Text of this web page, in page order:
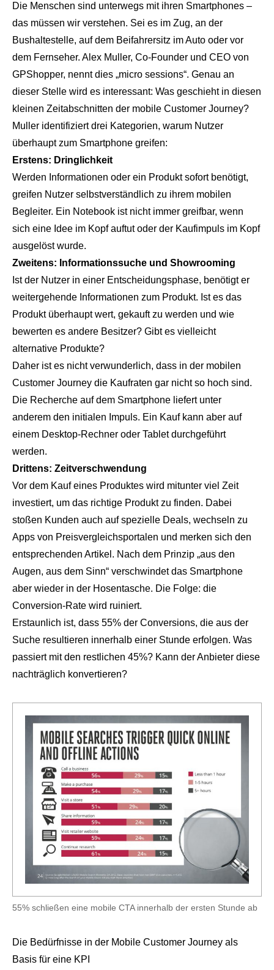
Die Menschen sind unterwegs mit ihren Smartphones –
das müssen wir verstehen. Sei es im Zug, an der
Bushaltestelle, auf dem Beifahrersitz im Auto oder vor
dem Fernseher. Alex Muller, Co-Founder und CEO von
GPShopper, nennt dies „micro sessions“. Genau an
dieser Stelle wird es interessant: Was geschieht in diesen
kleinen Zeitabschnitten der mobile Customer Journey?
Muller identifiziert drei Kategorien, warum Nutzer
überhaupt zum Smartphone greifen:
Erstens: Dringlichkeit
Werden Informationen oder ein Produkt sofort benötigt,
greifen Nutzer selbstverständlich zu ihrem mobilen
Begleiter. Ein Notebook ist nicht immer greifbar, wenn
sich eine Idee im Kopf auftut oder der Kaufimpuls im Kopf
ausgelöst wurde.
Zweitens: Informationssuche und Showrooming
Ist der Nutzer in einer Entscheidungsphase, benötigt er
weitergehende Informationen zum Produkt. Ist es das
Produkt überhaupt wert, gekauft zu werden und wie
bewerten es andere Besitzer? Gibt es vielleicht
alternative Produkte?
Daher ist es nicht verwunderlich, dass in der mobilen
Customer Journey die Kaufraten gar nicht so hoch sind.
Die Recherche auf dem Smartphone liefert unter
anderem den initialen Impuls. Ein Kauf kann aber auf
einem Desktop-Rechner oder Tablet durchgeführt
werden.
Drittens: Zeitverschwendung
Vor dem Kauf eines Produktes wird mitunter viel Zeit
investiert, um das richtige Produkt zu finden. Dabei
stoßen Kunden auch auf spezielle Deals, wechseln zu
Apps von Preisvergleichsportalen und merken sich den
entsprechenden Artikel. Nach dem Prinzip „aus den
Augen, aus dem Sinn“ verschwindet das Smartphone
aber wieder in der Hosentasche. Die Folge: die
Conversion-Rate wird ruiniert.
Erstaunlich ist, dass 55% der Conversions, die aus der
Suche resultieren innerhalb einer Stunde erfolgen. Was
passiert mit den restlichen 45%? Kann der Anbieter diese
nachträglich konvertieren?
55% schließen eine mobile CTA innerhalb der ersten Stunde ab
Die Bedürfnisse in der Mobile Customer Journey als
Basis für eine KPI